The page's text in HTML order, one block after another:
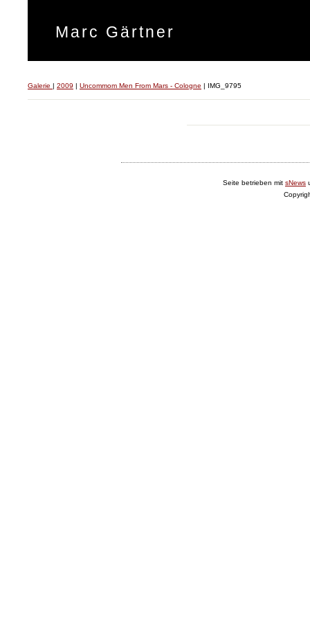
Marc Gärtner
Galerie | 2009 | Uncommom Men From Mars - Cologne | IMG_9795
Seite betrieben mit sNews